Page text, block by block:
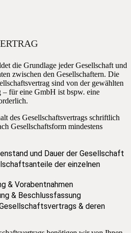
die Grundlage jeder Gesellschaft und
zwischen den Gesellschaftern. Die
sind von der gewählten
– für eine GmbH ist bspw. eine
des Gesellschaftsvertrags schriftlich
Gesellschaftsform mindestens
und Dauer der Gesellschaft
der einzelnen
& Vorabentnahmen
& Beschlussfassung
& deren